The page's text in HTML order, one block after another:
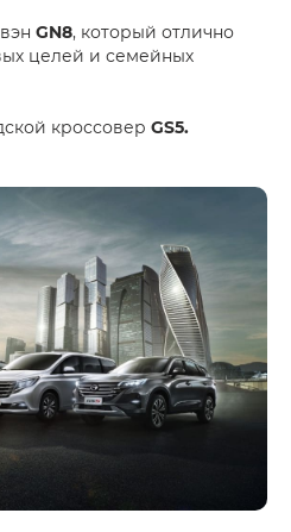
GN8, который отлично
целей и семейных
кроссовер GS5.